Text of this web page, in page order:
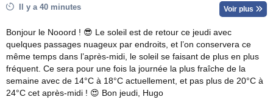
Il y a 40 minutes Voir plus
Bonjour le Nooord ! 😎 Le soleil est de retour ce jeudi avec
quelques passages nuageux par endroits, et l’on conservera ce
même temps dans l’après-midi, le soleil se faisant de plus en plus
fréquent. Ce sera pour une fois la journée la plus fraîche de la
semaine avec de 14°C à 18°C actuellement, et pas plus de 20°C à
24°C cet après-midi ! 😍 Bon jeudi, Hugo